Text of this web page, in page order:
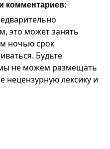
комментариев:
это может занять
ночью срок
Будьте
не можем размещать
лексику и